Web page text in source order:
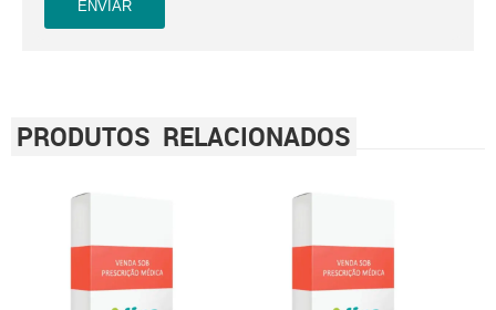
PRODUTOS RELACIONADOS